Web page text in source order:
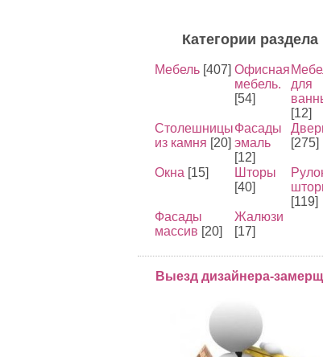
Категории раздела
Мебель [407] Офисная
мебель.
[54]
для
[12]
Столешницы
из камня [20]
Фасады
эмаль
[12]
[275]
Окна [15]
Шторы
[40]
[119]
Фасады
массив [20]
Жалюзи
[17]
Выезд дизайнера-